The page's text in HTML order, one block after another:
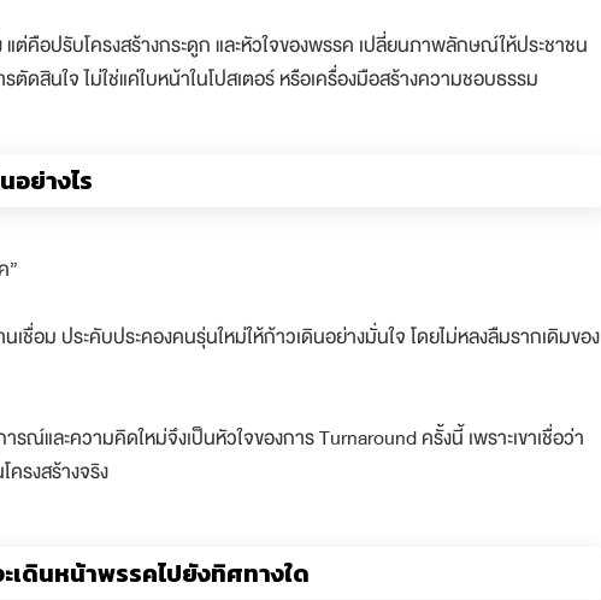
ต่คือปรับโครงสร้างกระดูก และหัวใจของพรรค เปลี่ยนภาพลักษณ์ให้ประชาชน
ดสินใจ ไม่ใช่แค่ใบหน้าในโปสเตอร์ หรือเครื่องมือสร้างความชอบธรรม
ย่างไร
”
ชื่อม ประคับประคองคนรุ่นใหม่ให้ก้าวเดินอย่างมั่นใจ โดยไม่หลงลืมรากเดิมของ
ณ์และความคิดใหม่จึงเป็นหัวใจของการ Turnaround ครั้งนี้ เพราะเขาเชื่อว่า
ครงสร้างจริง
เดินหน้าพรรคไปยังทิศทางใด